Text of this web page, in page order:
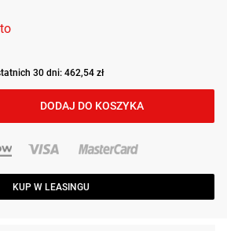
30 dni: 462,54 zł
DODAJ DO KOSZYKA
KUP W LEASINGU